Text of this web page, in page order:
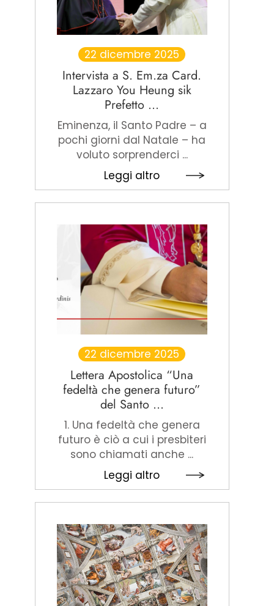
22 dicembre 2025
Intervista a S. Em.za Card.
Lazzaro You Heung sik
Prefetto ...
Eminenza, il Santo Padre – a
pochi giorni dal Natale – ha
voluto sorprenderci ...
Leggi altro
22 dicembre 2025
Lettera Apostolica “Una
fedeltà che genera futuro”
del Santo ...
1. Una fedeltà che genera
futuro è ciò a cui i presbiteri
sono chiamati anche ...
Leggi altro